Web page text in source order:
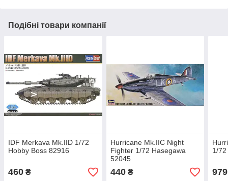
Подібні товари компанії
IDF Merkava Mk.IID 1/72
Hobby Boss 82916
460 ₴
Hurricane Mk.IIC Night
Fighter 1/72 Hasegawa
52045
440₴
1/
979